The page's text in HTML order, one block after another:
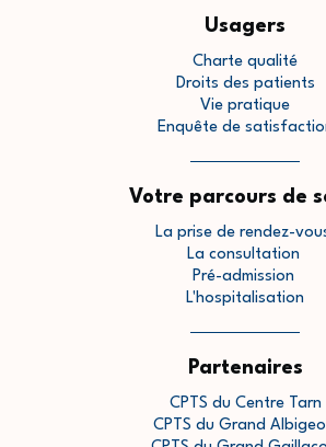
Usagers
Charte qualité
Droits des patients
Vie pratique
Enquête de
Votre parcours de
La prise de rendez-
La consultation
Pré-admission
L'hospitalisation
Partenaires
CPTS du Centre Tarn
CPTS du Grand